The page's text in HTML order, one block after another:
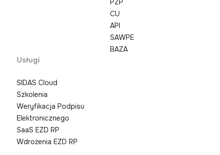
PZP
CU
API
SAWPE
BAZA
Usługi
SIDAS Cloud
Szkolenia
Weryfikacja Podpisu
Elektronicznego
SaaS EZD RP
Wdrożenia EZD RP